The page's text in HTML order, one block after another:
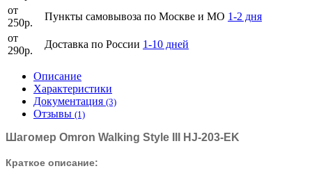
от
250р.
Пункты самовывоза по Москве и МО 1-2 дня
от
290р.
Доставка по России 1-10 дней
Описание
Характеристики
Документация (3)
Отзывы (1)
Шагомер Omron Walking Style III HJ-203-EK
Краткое описание: